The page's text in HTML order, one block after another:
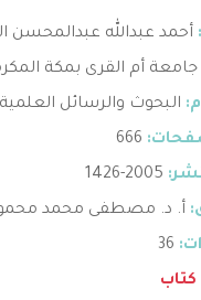
أحمد عبدالله عبدالمحسن
جامعة أم القرى بمكة
البحوث والرسائل العلمية
666
2005-1426
أ. د. مصطفى محمد